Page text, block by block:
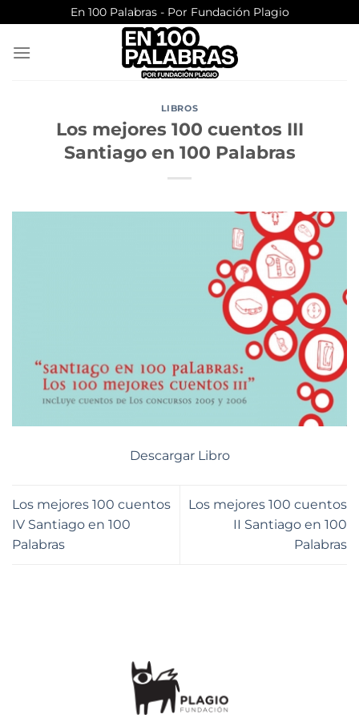
al
contenido
En 100 Palabras - Por Fundación Plagio
LIBROS
Los mejores 100 cuentos III
Santiago en 100 Palabras
Descargar Libro
Los mejores 100 cuentos
IV Santiago en 100
Palabras
Los mejores 100 cuentos
II Santiago en 100
Palabras